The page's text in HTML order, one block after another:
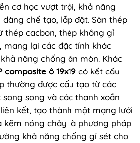
cơ học vượt trội, khả năng
chế tạo, lắp đặt. Sàn thép
thép cacbon, thép không gỉ
mang lại các đặc tính khác
năng chống ăn mòn. Khác
composite ô 19x19 có kết cấu
thường được cấu tạo từ các
song và các thanh xoắn
kết, tạo thành một mạng lưới
kẽm nóng chảy là phương pháp
khả năng chống gỉ sét cho